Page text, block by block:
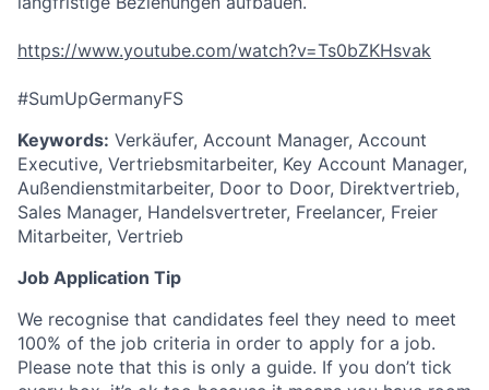
https://www.youtube.com/watch?v=Ts0bZKHsvak
#SumUpGermanyFS
Keywords: Verkäufer, Account Manager, Account
Executive, Vertriebsmitarbeiter, Key Account Manager,
Außendienstmitarbeiter, Door to Door, Direktvertrieb,
Sales Manager, Handelsvertreter, Freelancer, Freier
Mitarbeiter, Vertrieb
Job Application Tip
We recognise that candidates feel they need to meet
100% of the job criteria in order to apply for a job.
Please note that this is only a guide. If you don’t tick